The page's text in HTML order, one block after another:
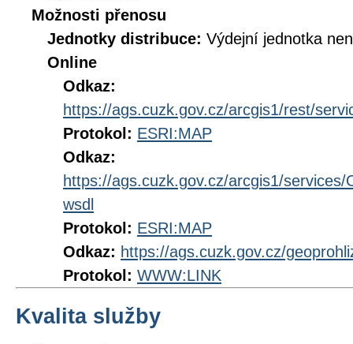
Možnosti přenosu
Jednotky distribuce: Výdejní jednotka
Online
Odkaz:
https://ags.cuzk.gov.cz/arcgis1/rest/
Protokol: ESRI:MAP
Odkaz:
https://ags.cuzk.gov.cz/arcgis1/
wsdl
Protokol: ESRI:MAP
Odkaz: https://ags.cuzk.gov.cz/
Protokol: WWW:LINK
Kvalita služby